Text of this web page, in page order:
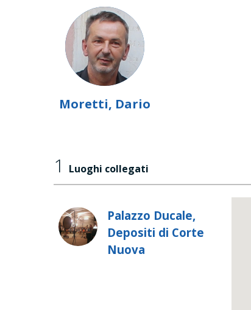
Moretti, Dario
1 Luoghi collegati
Palazzo Ducale,
Depositi di Corte
Nuova